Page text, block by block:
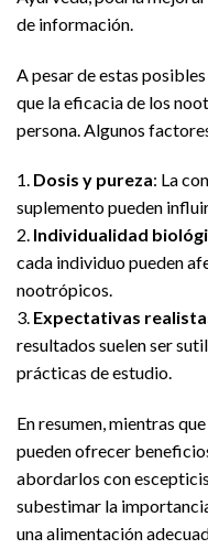
de información.
A pesar de estas
que la eficacia de los
persona. Algunos
1. Dosis y pureza: La
suplemento pueden
2. Individualidad
cada individuo pueden
nootrópicos.
3. Expectativas
resultados suelen ser
prácticas de estudio.
En resumen, mientras
pueden ofrecer
abordarlos con
subestimar la
una alimentación